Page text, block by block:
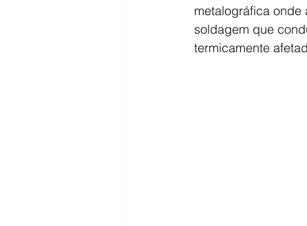
metalográfica
soldagem que
termicamente